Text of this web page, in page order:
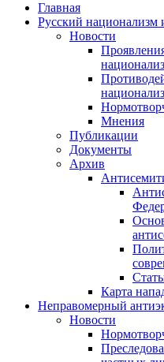
Главная
Русский национализм
Новости
Мнения
Публикации
Документы
Архив
Карта
Неправомерный
Новости